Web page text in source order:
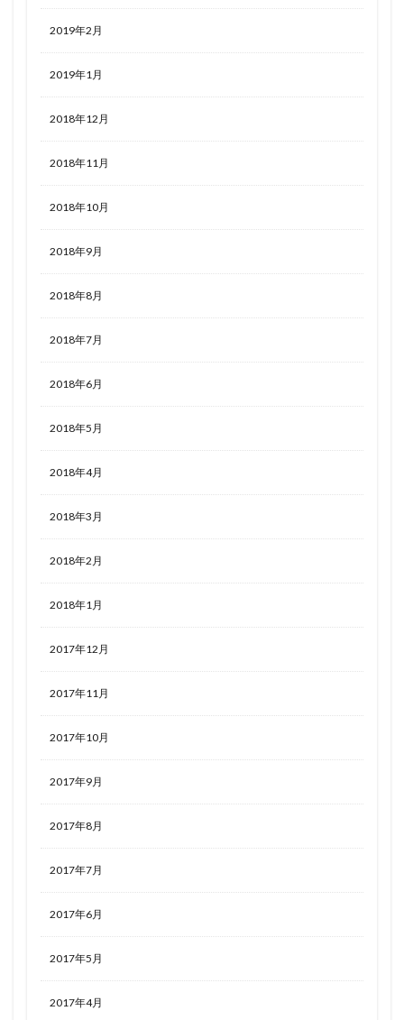
2019年2月
2019年1月
2018年12月
2018年11月
2018年10月
2018年9月
2018年8月
2018年7月
2018年6月
2018年5月
2018年4月
2018年3月
2018年2月
2018年1月
2017年12月
2017年11月
2017年10月
2017年9月
2017年8月
2017年7月
2017年6月
2017年5月
2017年4月